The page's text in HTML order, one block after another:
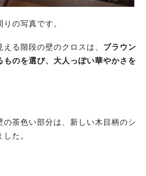
の写真です。
える階段の壁のクロスは、 ブラウン
ものを選び、大人っぽい華やかさを
の茶色い部分は、新しい木目柄のシ
た。